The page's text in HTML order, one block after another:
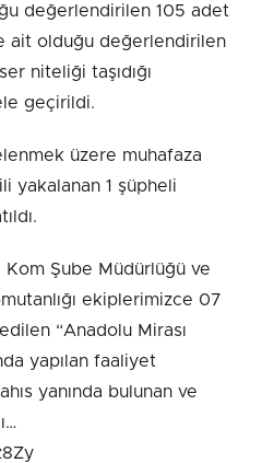
değerlendirilen 105 adet
ait olduğu değerlendirilen
niteliği taşıdığı
geçirildi.
üzere muhafaza
yakalanan 1 şüpheli
Şube Müdürlüğü ve
ekiplerimizce 07
“Anadolu Mirası
yapılan faaliyet
yanında bulunan ve